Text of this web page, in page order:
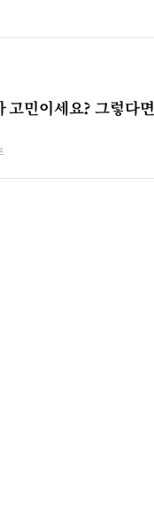
고민이세요? 그렇다면